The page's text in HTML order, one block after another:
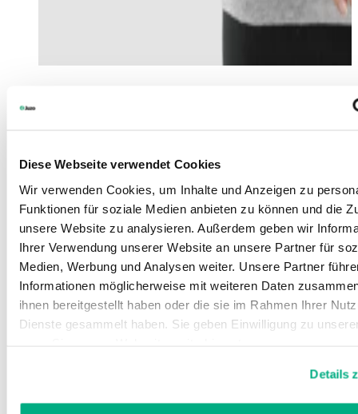
Diese Webseite verwendet Cookies
Wir verwenden Cookies, um Inhalte und Anzeigen zu
Funktionen für soziale Medien anbieten zu können und die
unsere Website zu analysieren. Außerdem geben wir
Ihrer Verwendung unserer Website an unsere Partner für
Medien, Werbung und Analysen weiter. Unsere Partner
Informationen möglicherweise mit weiteren Daten
ihnen bereitgestellt haben oder die sie im Rahmen Ihrer
Dienste gesammelt haben. Sie geben Einwilligung zu
Details